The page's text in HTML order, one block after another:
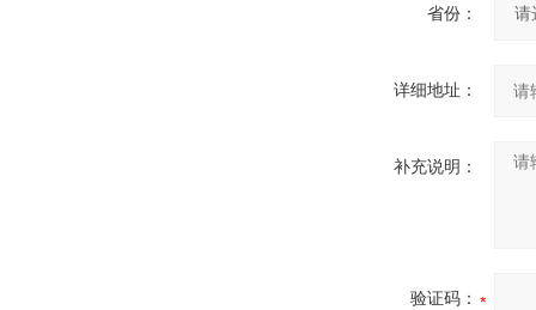
省份：
详细地址：
补充说明：
验证码：